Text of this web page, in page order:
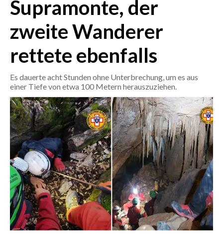
ITALIA
MONDO
POLITICA
ECONOMIA
SERVIZI ALLE IMPRESE
LAVORO
BANDI
SPORT IN SARDEGNA
SPORT
RISULTATI E CLASSIFICHE
Supramonte, der
zweite Wanderer
rettete ebenfalls
Es dauerte acht Stunden ohne Unterbrechung, um es aus
einer Tiefe von etwa 100 Metern herauszuziehen.